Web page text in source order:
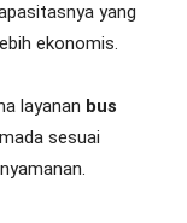
yang
ekonomis.
layanan bus
sesuai